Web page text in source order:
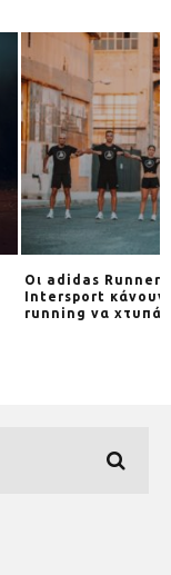
Οι adidas
Intersport κάνουν
running να